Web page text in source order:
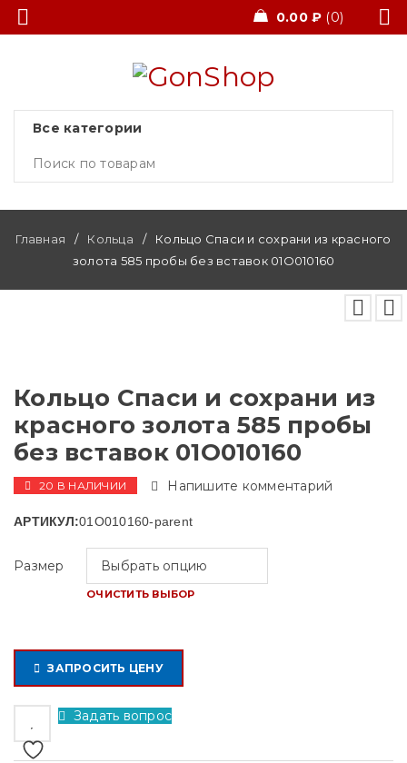
0.00 ₽ 0
Главная / Кольца /
Кольцо Спаси и сохрани из красного
золота 585 пробы без вставок 01О010160
Кольцо Спаси и сохрани из
красного золота 585 пробы
без вставок 01О010160
20 В НАЛИЧИИ Напишите комментарий
АРТИКУЛ:01О010160-parent
Размер
ОЧИСТИТЬ ВЫБОР
ЗАПРОСИТЬ ЦЕНУ
Задать вопрос